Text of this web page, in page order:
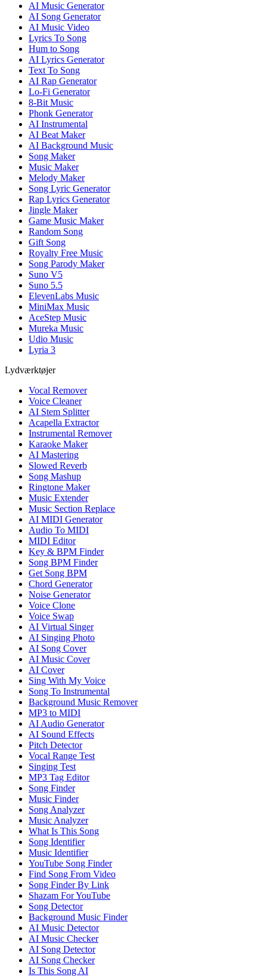
AI Music Generator
AI Song Generator
AI Music Video
Lyrics To Song
Hum to Song
AI Lyrics Generator
Text To Song
AI Rap Generator
Lo-Fi Generator
8-Bit Music
Phonk Generator
AI Instrumental
AI Beat Maker
AI Background Music
Song Maker
Music Maker
Melody Maker
Song Lyric Generator
Rap Lyrics Generator
Jingle Maker
Game Music Maker
Random Song
Gift Song
Royalty Free Music
Song Parody Maker
Suno V5
Suno 5.5
ElevenLabs Music
MiniMax Music
AceStep Music
Mureka Music
Udio Music
Lyria 3
Lydværktøjer
Vocal Remover
Voice Cleaner
AI Stem Splitter
Acapella Extractor
Instrumental Remover
Karaoke Maker
AI Mastering
Slowed Reverb
Song Mashup
Ringtone Maker
Music Extender
Music Section Replace
AI MIDI Generator
Audio To MIDI
MIDI Editor
Key & BPM Finder
Song BPM Finder
Get Song BPM
Chord Generator
Noise Generator
Voice Clone
Voice Swap
AI Virtual Singer
AI Singing Photo
AI Song Cover
AI Music Cover
AI Cover
Sing With My Voice
Song To Instrumental
Background Music Remover
MP3 to MIDI
AI Audio Generator
AI Sound Effects
Pitch Detector
Vocal Range Test
Singing Test
MP3 Tag Editor
Song Finder
Music Finder
Song Analyzer
Music Analyzer
What Is This Song
Song Identifier
Music Identifier
YouTube Song Finder
Find Song From Video
Song Finder By Link
Shazam For YouTube
Song Detector
Background Music Finder
AI Music Detector
AI Music Checker
AI Song Detector
AI Song Checker
Is This Song AI